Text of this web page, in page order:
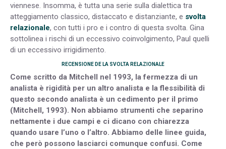
viennese. Insomma, è tutta una serie sulla dialettica tra
atteggiamento classico, distaccato e distanziante, e svolta
relazionale, con tutti i pro e i contro di questa svolta. Gina
sottolinea i rischi di un eccessivo coinvolgimento, Paul quelli
di un eccessivo irrigidimento.
RECENSIONE DE LA SVOLTA RELAZIONALE
Come scritto da Mitchell nel 1993, la fermezza di un
analista è rigidità per un altro analista e la flessibilità di
questo secondo analista è un cedimento per il primo
(Mitchell, 1993). Non abbiamo strumenti che separino
nettamente i due campi e ci dicano con chiarezza
quando usare l’uno o l’altro. Abbiamo delle linee guida,
che però possono lasciarci comunque confusi. Come